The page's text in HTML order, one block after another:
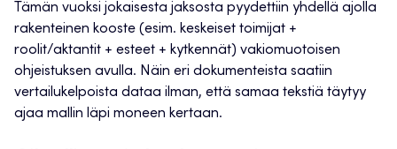
Tämän vuoksi jokaisesta jaksosta pyydettiin yhdellä ajolla
rakenteinen kooste (esim. keskeiset toimijat +
roolit/aktantit + esteet + kytkennät) vakiomuotoisen
ohjeistuksen avulla. Näin eri dokumenteista saatiin
vertailukelpoista dataa ilman, että samaa tekstiä täytyy
ajaa mallin läpi moneen kertaan.